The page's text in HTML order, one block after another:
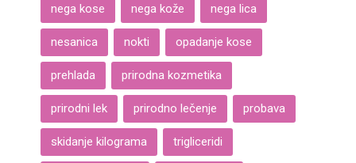
nega kose nega kože nega lica
nesanica nokti opadanje kose
prehlada prirodna kozmetika
prirodni lek prirodno lečenje probava
skidanje kilograma trigliceridi